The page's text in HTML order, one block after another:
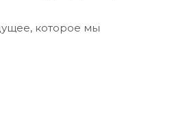
которое мы